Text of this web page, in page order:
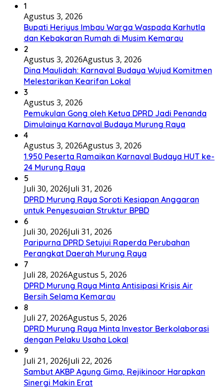
1
Agustus 3, 2026
Bupati Heriyus Imbau Warga Waspada Karhutla
dan Kebakaran Rumah di Musim Kemarau
2
Agustus 3, 2026Agustus 3, 2026
Dina Maulidah: Karnaval Budaya Wujud Komitmen
Melestarikan Kearifan Lokal
3
Agustus 3, 2026
Pemukulan Gong oleh Ketua DPRD Jadi Penanda
Dimulainya Karnaval Budaya Murung Raya
4
Agustus 3, 2026Agustus 3, 2026
1.950 Peserta Ramaikan Karnaval Budaya HUT ke-
24 Murung Raya
5
Juli 30, 2026Juli 31, 2026
DPRD Murung Raya Soroti Kesiapan Anggaran
untuk Penyesuaian Struktur BPBD
6
Juli 30, 2026Juli 31, 2026
Paripurna DPRD Setujui Raperda Perubahan
Perangkat Daerah Murung Raya
7
Juli 28, 2026Agustus 5, 2026
DPRD Murung Raya Minta Antisipasi Krisis Air
Bersih Selama Kemarau
8
Juli 27, 2026Agustus 5, 2026
DPRD Murung Raya Minta Investor Berkolaborasi
dengan Pelaku Usaha Lokal
9
Juli 21, 2026Juli 22, 2026
Sambut AKBP Agung Gima, Rejikinoor Harapkan
Sinergi Makin Erat